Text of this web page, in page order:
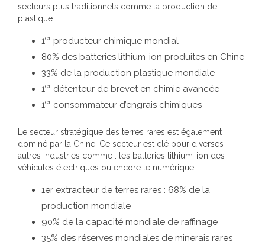
secteurs plus traditionnels comme la production de
plastique
1er producteur chimique mondial
80% des batteries lithium-ion produites en Chine
33% de la production plastique mondiale
1er détenteur de brevet en chimie avancée
1er consommateur d’engrais chimiques
Le secteur stratégique des terres rares est également
dominé par la Chine. Ce secteur est clé pour diverses
autres industries comme : les batteries lithium-ion des
véhicules électriques ou encore le numérique.
1er extracteur de terres rares : 68% de la
production mondiale
90% de la capacité mondiale de raffinage
35% des réserves mondiales de minerais rares